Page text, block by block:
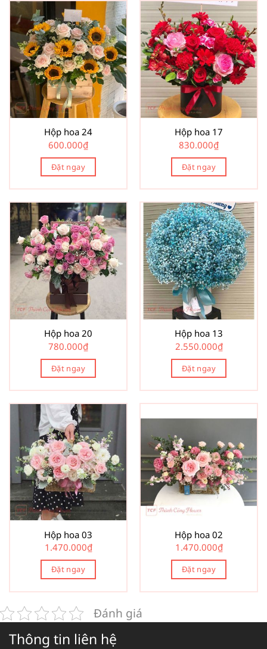
Hộp hoa 24
600.000₫
Đặt ngay
Hộp hoa 17
830.000₫
Đặt ngay
Hộp hoa 20
780.000₫
Đặt ngay
Hộp hoa 13
2.550.000₫
Đặt ngay
Hộp hoa 03
1.470.000₫
Đặt ngay
Hộp hoa 02
1.470.000₫
Đặt ngay
Đánh giá
Thông tin liên hệ